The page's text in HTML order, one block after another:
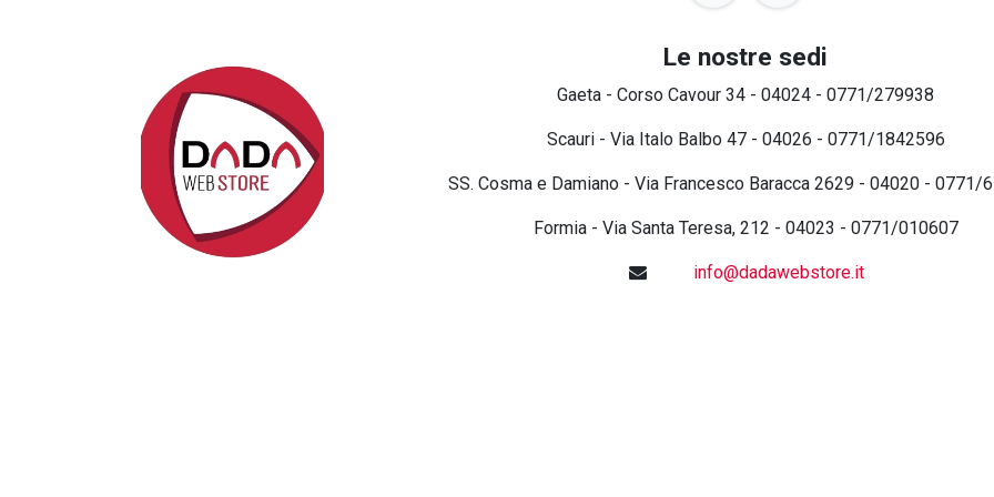
Le nostre sedi
Gaeta - Corso Cavour 34 - 04024 - 0771/279938
Scauri - Via Italo Balbo 47 - 04026 - 0771/1842596
SS. Cosma e Damiano - Via Francesco Baracca 2629 - 04020 - 0771/
Formia - Via Santa Teresa, 212 - 04023 - 0771/010607
info@dadawebstore.it